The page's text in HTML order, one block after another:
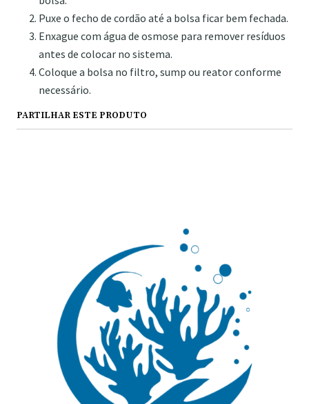
Puxe o fecho de cordão até a bolsa ficar bem fechada.
Enxague com água de osmose para remover resíduos
antes de colocar no sistema.
Coloque a bolsa no filtro, sump ou reator conforme
necessário.
PARTILHAR ESTE PRODUTO